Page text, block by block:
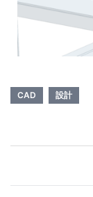
CAD 設計